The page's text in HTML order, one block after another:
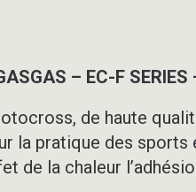
– EC-F SERIES
de haute
la pratique des sports
de la chaleur